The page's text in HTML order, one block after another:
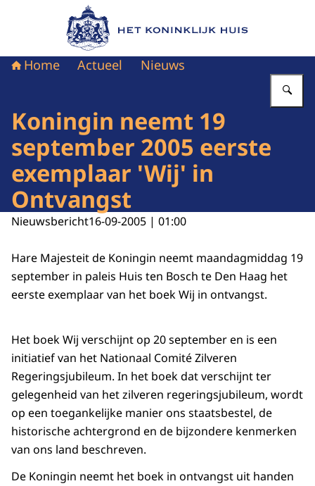
Naar de homepage van Het Koninklijk Huis
Home Actueel Nieuws
Koningin neemt 19
september 2005 eerste
exemplaar 'Wij' in
Ontvangst
Nieuwsbericht16-09-2005 | 01:00
Hare Majesteit de Koningin neemt maandagmiddag 19
september in paleis Huis ten Bosch te Den Haag het
eerste exemplaar van het boek Wij in ontvangst.
Het boek Wij verschijnt op 20 september en is een
initiatief van het Nationaal Comité Zilveren
Regeringsjubileum. In het boek dat verschijnt ter
gelegenheid van het zilveren regeringsjubileum, wordt
op een toegankelijke manier ons staatsbestel, de
historische achtergrond en de bijzondere kenmerken
van ons land beschreven.
De Koningin neemt het boek in ontvangst uit handen